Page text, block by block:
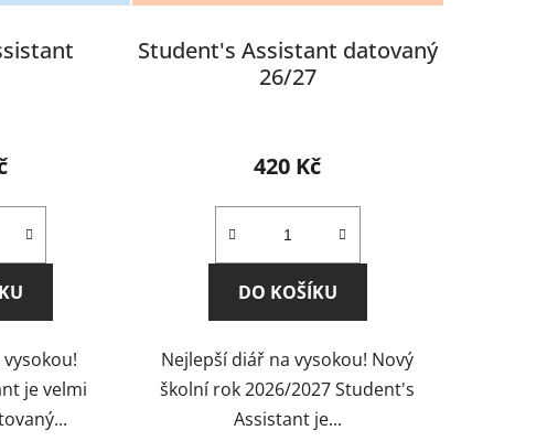
je velmi
Student's Assistant datovaný
26/27
hodnocení
je
5,0
5
420 Kč
DO KOŠÍKU
Nejlepší diář na vysokou! Nový
školní rok 2026/2027 Student's
Assistant je...